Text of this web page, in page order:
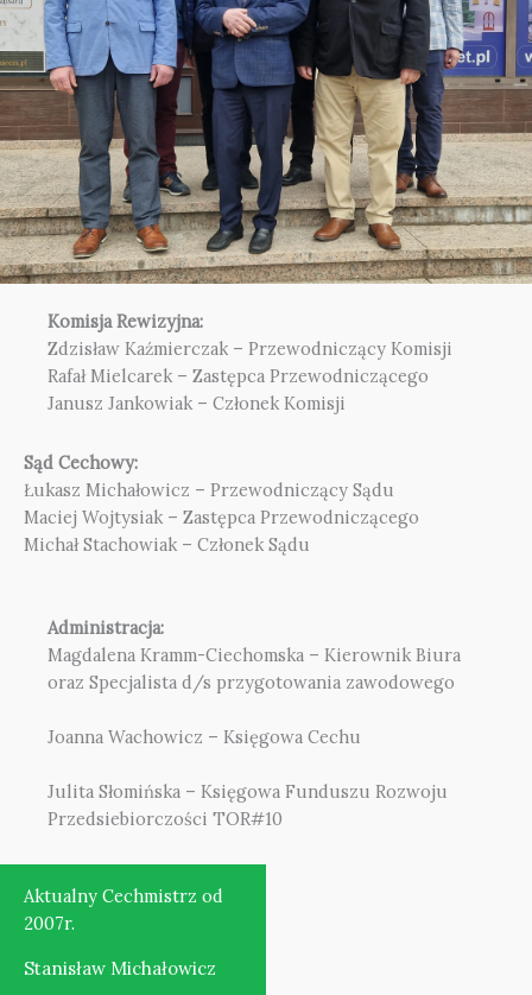
Komisja Rewizyjna:
Zdzisław Kaźmierczak – Przewodniczący Komisji
Rafał Mielcarek – Zastępca Przewodniczącego
Janusz Jankowiak – Członek Komisji
Sąd Cechowy:
Łukasz Michałowicz – Przewodniczący Sądu
Maciej Wojtysiak – Zastępca Przewodniczącego
Michał Stachowiak – Członek Sądu
Administracja:
Magdalena Kramm-Ciechomska – Kierownik Biura
oraz Specjalista d/s przygotowania zawodowego
Joanna Wachowicz – Księgowa Cechu
Julita Słomińska – Księgowa Funduszu Rozwoju
Przedsiebiorczości TOR#10
Aktualny Cechmistrz od
2007r.
Stanisław Michałowicz